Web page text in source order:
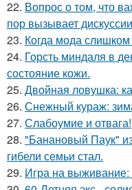
22. Вопрос о том, что
пор вызывает
23. Когда мода слишком
24. Горсть миндаля в
состояние кожи.
25. Двойная ловушка:
26. Снежный кураж:
27. Слабоумие и отвага!
28. "Банановый Паук"
гибели семьи стал.
29. Игра на выживание: